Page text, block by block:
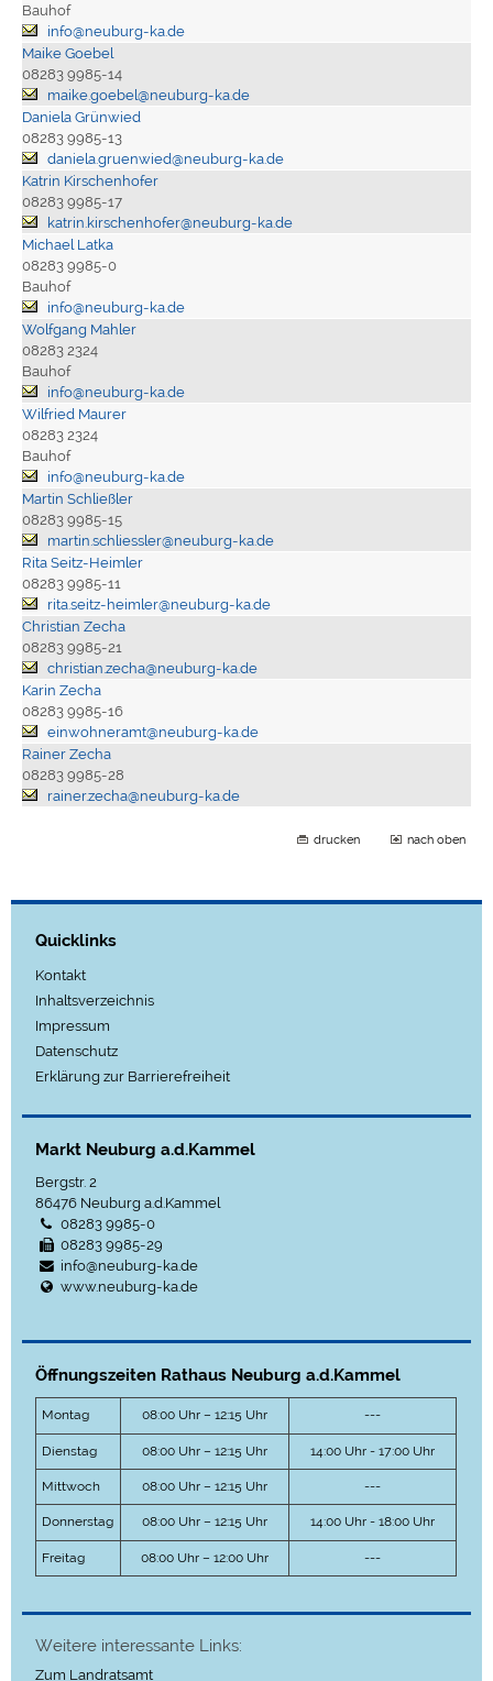
Bauhof
info@neuburg-ka.de
Maike Goebel
08283 9985-14
maike.goebel@neuburg-ka.de
Daniela Grünwied
08283 9985-13
daniela.gruenwied@neuburg-ka.de
Katrin Kirschenhofer
08283 9985-17
katrin.kirschenhofer@neuburg-ka.de
Michael Latka
08283 9985-0
Bauhof
info@neuburg-ka.de
Wolfgang Mahler
08283 2324
Bauhof
info@neuburg-ka.de
Wilfried Maurer
08283 2324
Bauhof
info@neuburg-ka.de
Martin Schließler
08283 9985-15
martin.schliessler@neuburg-ka.de
Rita Seitz-Heimler
08283 9985-11
rita.seitz-heimler@neuburg-ka.de
Christian Zecha
08283 9985-21
christian.zecha@neuburg-ka.de
Karin Zecha
08283 9985-16
einwohneramt@neuburg-ka.de
Rainer Zecha
08283 9985-28
rainer.zecha@neuburg-ka.de
drucken nach oben
Quicklinks
Kontakt
Inhaltsverzeichnis
Impressum
Datenschutz
Erklärung zur Barrierefreiheit
Markt Neuburg a.d.Kammel
Bergstr. 2
86476 Neuburg a.d.Kammel
08283 9985-0
08283 9985-29
info@neuburg-ka.de
www.neuburg-ka.de
Öffnungszeiten Rathaus Neuburg a.d.Kammel
Montag 08:00 Uhr – 12:15 Uhr ---
Dienstag 08:00 Uhr – 12:15 Uhr 14:00 Uhr - 17:00 Uhr
Mittwoch 08:00 Uhr – 12:15 Uhr ---
Donnerstag 08:00 Uhr – 12:15 Uhr 14:00 Uhr - 18:00 Uhr
Freitag 08:00 Uhr – 12:00 Uhr ---
Weitere interessante Links:
Zum Landratsamt